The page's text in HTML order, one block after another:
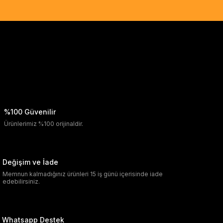
%100 Güvenilir
Ürünlerimiz %100 orijinaldir.
Değişim ve İade
Memnun kalmadığınız ürünleri 15 iş günü içerisinde iade
edebilirsiniz.
Whatsapp Destek